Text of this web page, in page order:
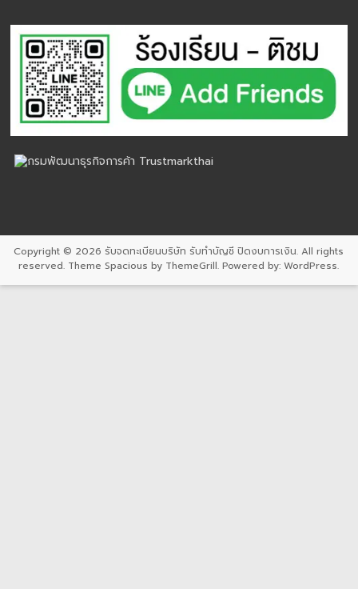
Copyright © 2026 รับจดทะเบียนบริษัท รับทำบัญชี ปิดงบการเงิน. All rights
reserved. ThemeSpacious by ThemeGrill. Powered by:WordPress.